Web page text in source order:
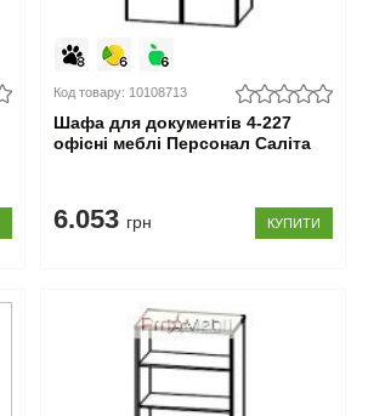
Код товару: 10108713
Шафа для документів 4-227
офісні меблі Персонал Саліта
6.053 грн КУПИТИ